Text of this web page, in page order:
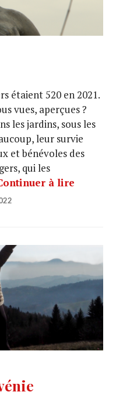
étaient 520 en 2021.
vues, aperçues ?
les jardins, sous les
leur survie
et bénévoles des
qui les
à lire